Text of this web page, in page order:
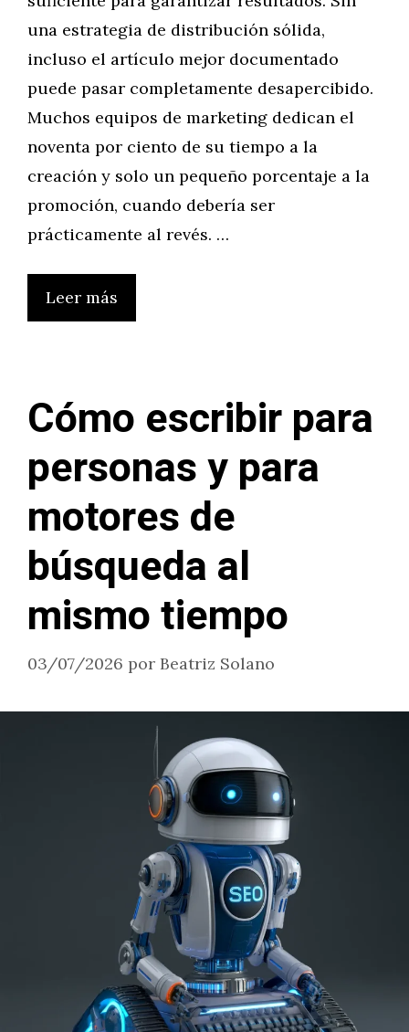
una estrategia de distribución sólida,
incluso el artículo mejor documentado
puede pasar completamente desapercibido.
Muchos equipos de marketing dedican el
noventa por ciento de su tiempo a la
creación y solo un pequeño porcentaje a la
promoción, cuando debería ser
prácticamente al revés. …
Leer más
Cómo escribir para
personas y para
motores de
búsqueda al
mismo tiempo
03/07/2026 por Beatriz Solano